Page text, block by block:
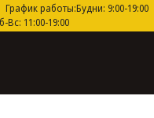
График работы:Будни: 9:00-19:00
Вс: 11:00-19:00